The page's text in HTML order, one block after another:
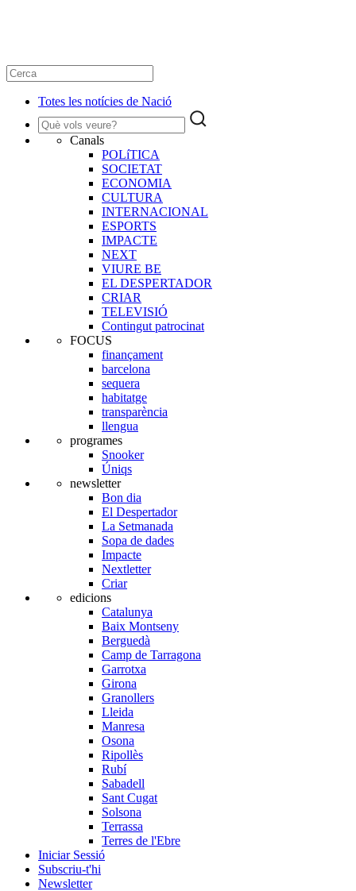
Totes les notícies de Nació
Canals
POLíTICA
SOCIETAT
ECONOMIA
CULTURA
INTERNACIONAL
ESPORTS
IMPACTE
NEXT
VIURE BE
EL DESPERTADOR
CRIAR
TELEVISIÓ
Contingut patrocinat
FOCUS
finançament
barcelona
sequera
habitatge
transparència
llengua
programes
Snooker
Úniqs
newsletter
Bon dia
El Despertador
La Setmanada
Sopa de dades
Impacte
Nextletter
Criar
edicions
Catalunya
Baix Montseny
Berguedà
Camp de Tarragona
Garrotxa
Girona
Granollers
Lleida
Manresa
Osona
Ripollès
Rubí
Sabadell
Sant Cugat
Solsona
Terrassa
Terres de l'Ebre
Iniciar Sessió
Subscriu-t'hi
Newsletter